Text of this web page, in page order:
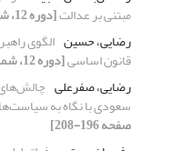
مبتنی بر عدالت[دوره 12، شماره 47، 1403، صفحه 550-584]
رضایی، حسین الگوی
قانون اساسی[دوره 12، شماره 46، 1403، صفحه 424-451]
رضایی، صفرعلی
سعودی با نگاه به
صفحه 196-208]